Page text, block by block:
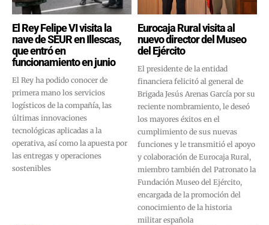
El Rey Felipe VI visita la
nave de SEUR en Illescas,
que entró en
funcionamiento en junio
El Rey ha podido conocer de
primera mano los servicios
logísticos de la compañía, las
últimas innovaciones
tecnológicas aplicadas a la
operativa, así como la apuesta por
las entregas y operaciones
sostenibles
Eurocaja Rural visita al
nuevo director del Museo
del Ejército
El presidente de la entidad
financiera felicitó al general de
Brigada Jesús Arenas García por su
reciente nombramiento, le deseó
los mayores éxitos en el
cumplimiento de sus nuevas
funciones y le transmitió el apoyo
y colaboración de Eurocaja Rural,
miembro también del Patronato la
Fundación Museo del Ejército,
encargada de la promoción del
conocimiento de la historia
militar española